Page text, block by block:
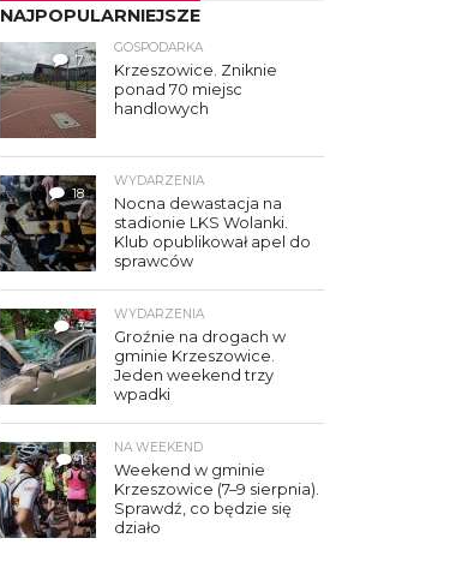
NAJPOPULARNIEJSZE
7
GOSPODARKA
Krzeszowice. Zniknie
ponad 70 miejsc
handlowych
18
WYDARZENIA
Nocna dewastacja na
stadionie LKS Wolanki.
Klub opublikował apel do
sprawców
3
WYDARZENIA
Groźnie na drogach w
gminie Krzeszowice.
Jeden weekend trzy
wpadki
1
NA WEEKEND
Weekend w gminie
Krzeszowice (7–9 sierpnia).
Sprawdź, co będzie się
działo